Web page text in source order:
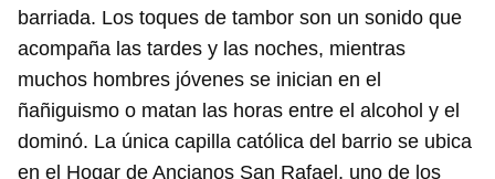
Guardar como favorito
Para poder guardar como favorito, primero has de
iniciar sesión con tu cuenta de 14ymedio.
barriada. Los toques de tambor son un sonido que
acompaña las tardes y las noches, mientras
muchos hombres jóvenes se inician en el
ñañiguismo o matan las horas entre el alcohol y el
dominó. La única capilla católica del barrio se ubica
en el Hogar de Ancianos San Rafael, uno de los